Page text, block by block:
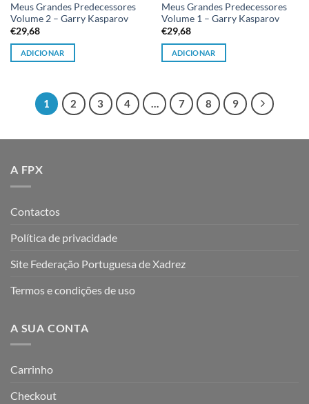
Meus Grandes Predecessores
Volume 2 – Garry Kasparov
€29,68
ADICIONAR
Meus Grandes Predecessores
Volume 1 – Garry Kasparov
€29,68
ADICIONAR
1 2 3 4 … 7 8 9
A FPX
Contactos
Política de privacidade
Site Federação Portuguesa de Xadrez
Termos e condições de uso
A SUA CONTA
Carrinho
Checkout